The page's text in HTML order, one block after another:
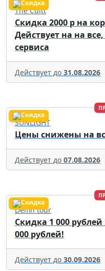
The Cultt
Скидка 2000 р на
Действует на на
сервиса
Действует до 31.08.2026
SUNLIGHT
Цены снижены на
Действует до 07.08.2026
Delfin tour
Скидка 1 000
000 рублей!
Действует до 30.09.2026